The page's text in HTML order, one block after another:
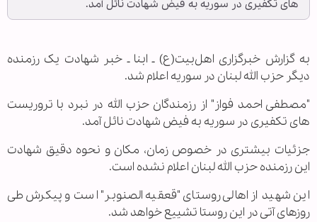
های تکفیری در سوریه به فیض شهادت نائل آمد.
به گزارش خبرگزاری اهل‌بیت(ع) ـ ابنا ـ خبر شهادت یک رزمنده
دیگر حزب الله لبنان در سوریه اعلام شد.
"مصطفی احمد فواز" از رزمندگان حزب الله در نبرد با تروریست
های تکفیری در سوریه به فیض شهادت نائل آمد.
جزئیات بیشتری در خصوص زمان، مکان و نحوه دقیق شهادت
این رزمنده حزب الله لبنان اعلام نشده است.
این شهید از اهالی روستای "قعقیه الصنوبر" است و پیکرش طی
روزهای آتی در این روستا تشییع خواهد شد.